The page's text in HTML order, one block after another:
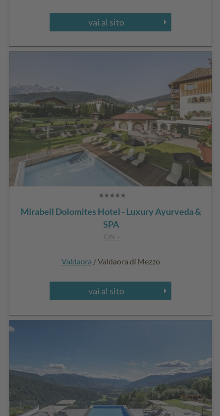
vai al sito
Mirabell Dolomites Hotel - Luxury Ayurveda &
SPA
CIN +
Valdaora / Valdaora di Mezzo
vai al sito